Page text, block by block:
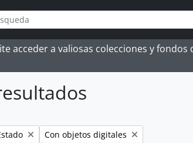
options
acceder a valiosas colecciones y
Remove filter:
Con objetos digitales